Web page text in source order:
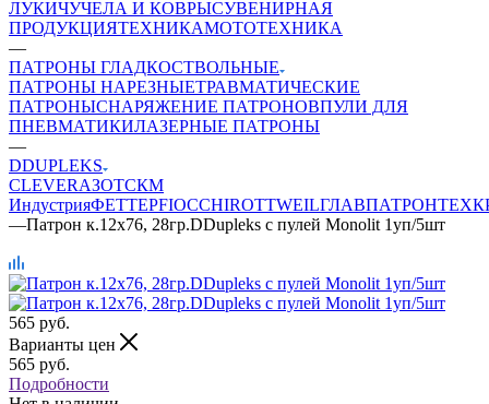
ЛУКИЧУЧЕЛА И КОВРЫСУВЕНИРНАЯ
ПРОДУКЦИЯТЕХНИКАМОТОТЕХНИКА
—
ПАТРОНЫ ГЛАДКОСТВОЛЬНЫЕ
ПАТРОНЫ НАРЕЗНЫЕТРАВМАТИЧЕСКИЕ
ПАТРОНЫСНАРЯЖЕНИЕ ПАТРОНОВПУЛИ ДЛЯ
ПНЕВМАТИКИЛАЗЕРНЫЕ ПАТРОНЫ
—
DDUPLEKS
CLEVERАЗОТСКМ
ИндустрияФЕТТЕРFIOCCHIROTTWEILГЛАВПАТРОН
—Патрон к.12х76, 28гр.DDupleks с пулей Monolit 1уп/5шт
565 руб.
Варианты цен
565 руб.
Подробности